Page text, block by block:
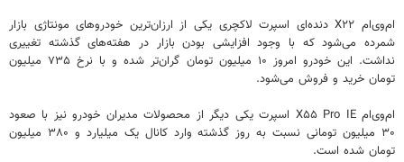
ام‌وی‌ام X۲۲ دنده‌ای اسپرت لاکچری یکی از ارزان‌ترین خودروهای مونتاژی بازار
شمرده می‌شود که با وجود افزایشی بودن بازار در هفته‌های گذشته تغییری
نداشت. این خودرو امروز ۱۰ میلیون تومان گران‌تر شده و با نرخ ۷۳۵ میلیون
تومان خرید و فروش می‌شود.
ام‌وی‌ام X۵۵ Pro IE اسپرت یکی دیگر از محصولات مدیران خودرو نیز با صعود
۳۰ میلیون تومانی نسبت به روز گذشته وارد کانال یک میلیارد و ۳۸۰ میلیون
تومان شده است.